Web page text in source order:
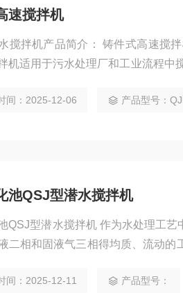
速搅拌机
件式高速搅拌机可分为混合搅拌系列和低速推流系列。 混合搅
机适用于污水处理厂和工业流程中
紧凑，体积小，重量轻，操作维护
间：2025-12-06 产品型号：
池QSJ型潜水搅拌机
QSJ型潜水搅拌机 作为水处理工
二相和固液气三相得均质、流动
选用多级电机，采用直连式结构，
间：2025-12-11 产品型号：